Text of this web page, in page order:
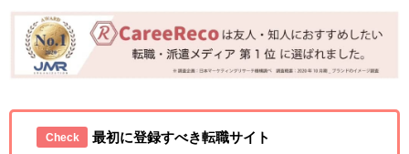
Check
最初に登録すべき転職サイト